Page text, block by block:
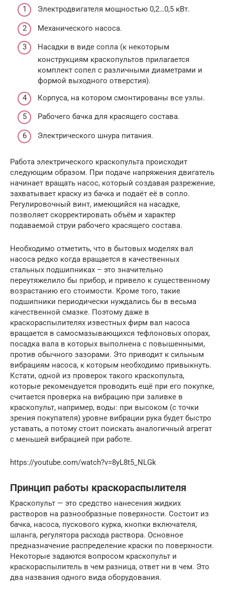
Электродвигателя мощностью 0,2…0,5 кВт.
Механического насоса.
Насадки в виде сопла (к некоторым
конструкциям краскопультов прилагается
комплект сопел с различными диаметрами и
формой выходного отверстия).
Корпуса, на котором смонтированы все узлы.
Рабочего бачка для красящего состава.
Электрического шнура питания.
Работа электрического краскопульта происходит
следующим образом. При подаче напряжения двигатель
начинает вращать насос, который создавая разрежение,
захватывает краску из бачка и подаёт её в сопло.
Регулировочный винт, имеющийся на насадке,
позволяет скорректировать объём и характер
подаваемой струи рабочего красящего состава.
Необходимо отметить, что в бытовых моделях вал
насоса редко когда вращается в качественных
стальных подшипниках – это значительно
переутяжелило бы прибор, и привело к существенному
возрастанию его стоимости. Кроме того, такие
подшипники периодически нуждались бы в весьма
качественной смазке. Поэтому даже в
краскораспылителях известных фирм вал насоса
вращается в самосмазывающихся тефлоновых опорах,
посадка вала в которых выполнена с повышенными,
против обычного зазорами. Это приводит к сильным
вибрациям насоса, к которым необходимо привыкнуть.
Кстати, одной из проверок такого краскопульта,
которые рекомендуется проводить ещё при его покупке,
считается проверка на вибрацию при заливке в
краскопульт, например, воды: при высоком (с точки
зрения покупателя) уровне вибрации рука будет быстро
уставать, а потому стоит поискать аналогичный агрегат
с меньшей вибрацией при работе.
https://youtube.com/watch?v=8yL8t5_NLGk
Принцип работы краскораспылителя
Краскопульт — это средство нанесения жидких
растворов на разнообразные поверхности. Состоит из
бачка, насоса, пускового курка, кнопки включателя,
шланга, регулятора расхода раствора. Основное
предназначение распределение краски по поверхности.
Некоторые задаются вопросом краскопульт и
краскораспылитель в чем разница, ответ ни в чем. Это
два названия одного вида оборудования.